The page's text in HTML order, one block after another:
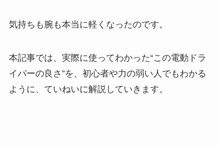
気持ちも腕も本当に軽くなったのです。
本記事では、実際に使ってわかった“この電動ドラ
イバーの良さ”を、初心者や力の弱い人でもわかる
ように、ていねいに解説していきます。